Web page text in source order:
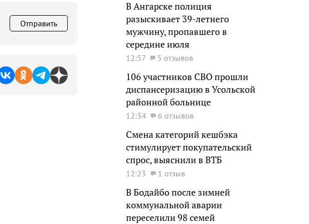
Отправить
В Ангарске полиция
разыскивает 39-летнего
мужчину, пропавшего в
середине июля
12:57 5 отзывов
106 участников СВО прошли
диспансеризацию в Усольской
районной больнице
12:34 6 отзывов
Смена категорий кешбэка
стимулирует покупательский
спрос, выяснили в ВТБ
12:23 1 отзыв
В Бодайбо после зимней
коммунальной аварии
переселили 98 семей